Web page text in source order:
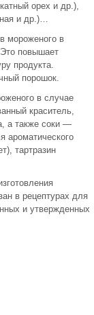
орех и др.),
и др.)…
мороженого в
повышает
продукта.
порошок.
в случае
краситель,
а также соки —
ароматического
тартразин
в рецептурах для
и утвержденных